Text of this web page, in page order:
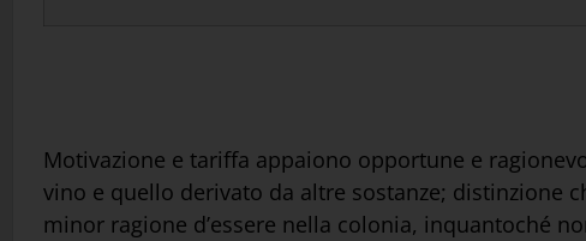
Motivazione e tariffa appaiono opportune e
vino e quello derivato da altre sostanze; distinzione
minor ragione d’essere nella colonia, inquantoché